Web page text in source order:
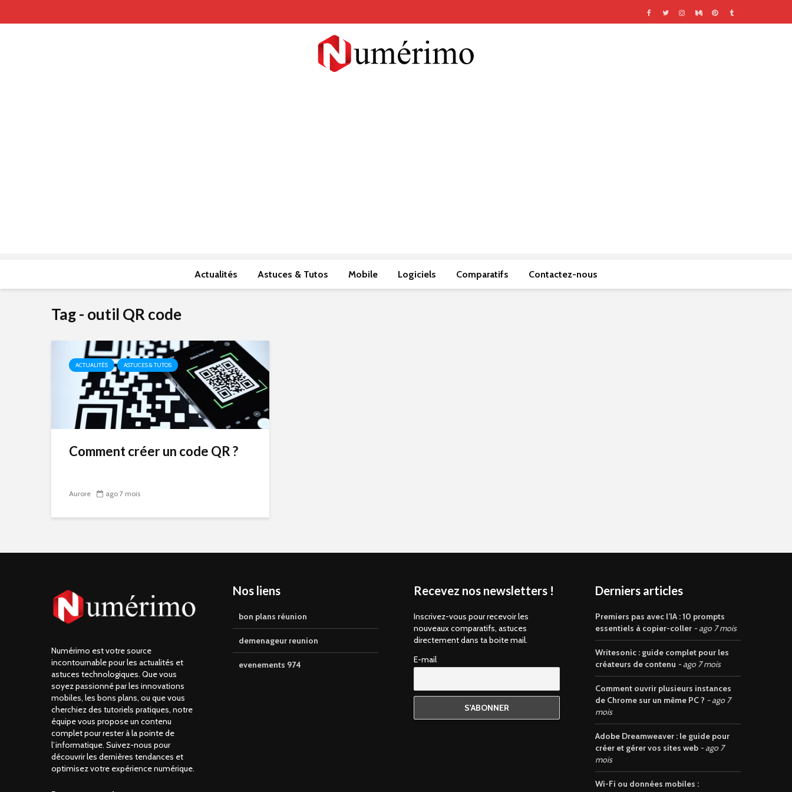
Actualités Astuces & Tutos Mobile Logiciels Comparatifs Contactez-nous
Tag - outil QR code
ACTUALITÉS ASTUCES & TUTOS
Comment créer un code QR ?
Aurore ago 7 mois
Numérimo est votre source
incontournable pour les actualités et
astuces technologiques. Que vous
soyez passionné par les innovations
mobiles, les bons plans, ou que vous
cherchiez des tutoriels pratiques, notre
équipe vous propose un contenu
complet pour rester à la pointe de
l’informatique. Suivez-nous pour
découvrir les dernières tendances et
optimisez votre expérience numérique.
Nos liens
bon plans réunion
demenageur reunion
evenements 974
Recevez nos newsletters !
Inscrivez-vous pour recevoir les
nouveaux comparatifs, astuces
directement dans ta boite mail.
E-mail
Derniers articles
Premiers pas avec l’IA : 10 prompts
essentiels à copier-coller
ago 7 mois
Writesonic : guide complet pour les
créateurs de contenu
ago 7 mois
Comment ouvrir plusieurs instances
de Chrome sur un même PC ?
ago 7
mois
Adobe Dreamweaver : le guide pour
créer et gérer vos sites web
ago 7
mois
Wi-Fi ou données mobiles :